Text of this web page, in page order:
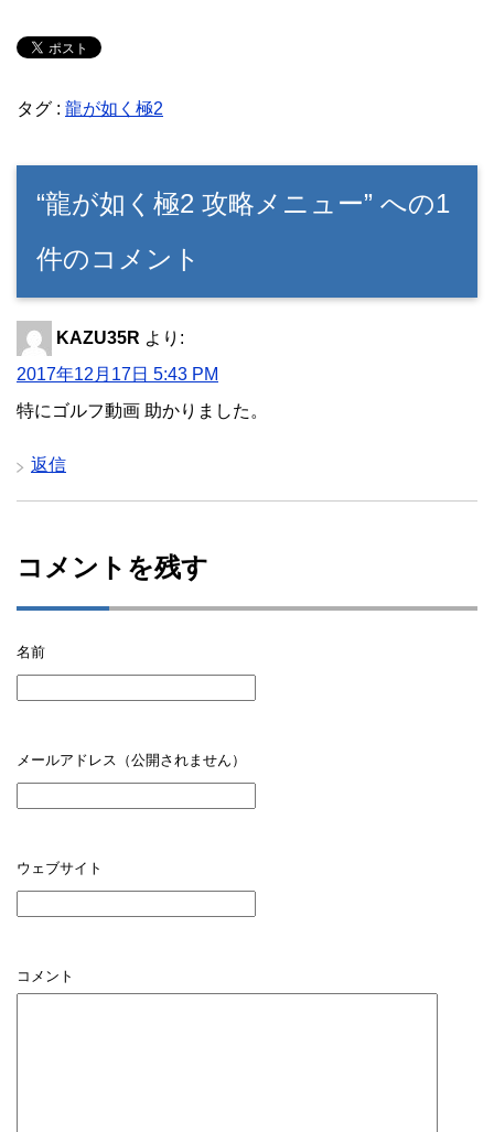
タグ : 龍が如く極2
“龍が如く極2 攻略メニュー” への1
件のコメント
KAZU35R より:
2017年12月17日 5:43 PM
特にゴルフ動画 助かりました。
返信
コメントを残す
名前
メールアドレス（公開されません）
ウェブサイト
コメント